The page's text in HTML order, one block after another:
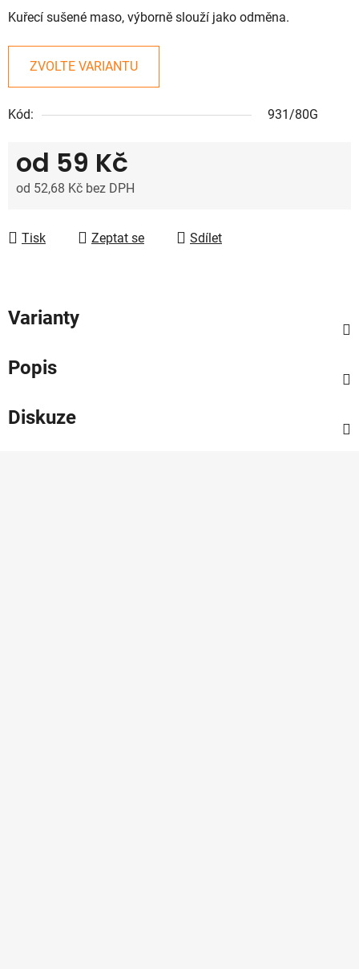
Kuřecí sušené maso, výborně slouží jako odměna.
ZVOLTE VARIANTU
Kód: 931/80G
od 59 Kč
od 52,68 Kč bez DPH
Tisk
Zeptat se Sdílet
Varianty
Popis
Diskuze